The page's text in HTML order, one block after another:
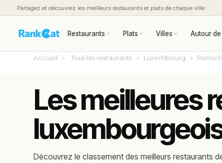
Partagez et découvrez les meilleurs restaurants et plats de chaque ville
Restaurants Plats Villes Autour de
Accueil Tous les restaurants Luxembourg Remich
Les meilleures
Découvrez le classement des meilleurs restaurants